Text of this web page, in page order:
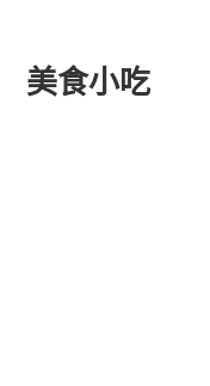
美食小吃